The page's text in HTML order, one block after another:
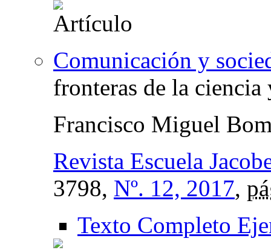
Comunicación y
fronteras de la
Francisco Miguel
Revista Escuela
3798, Nº. 12, 2017,
Texto Completo